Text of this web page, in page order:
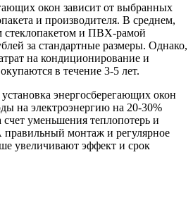
окон зависит от выбранных
и производителя. В среднем,
стеклопакетом и ПВХ-рамой
за стандартные размеры. Однако,
на кондиционирование и
в течение 3-5 лет.
энергосберегающих окон
на электроэнергию на 20-30%
уменьшения теплопотерь и
монтаж и регулярное
увеличивают эффект и срок